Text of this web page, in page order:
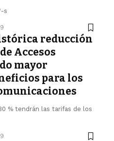
s
reducción
Accesos
mayor
para los
% tendrán las tarifas de los